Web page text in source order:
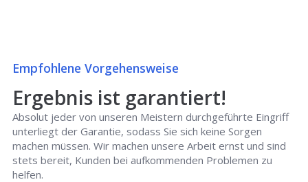
Empfohlene Vorgehensweise
Ergebnis ist garantiert!
Absolut jeder von unseren Meistern durchgeführte Eingriff
unterliegt der Garantie, sodass Sie sich keine Sorgen
machen müssen. Wir machen unsere Arbeit ernst und sind
stets bereit, Kunden bei aufkommenden Problemen zu
helfen.